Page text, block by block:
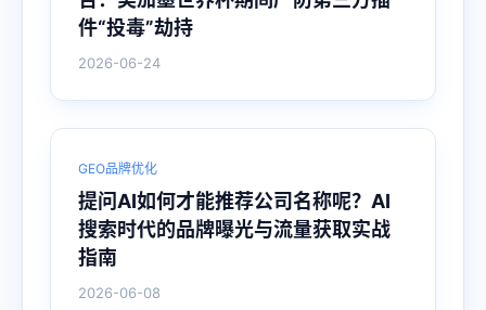
件“投毒”劫持
2026-06-24
GEO品牌优化
提问AI如何才能推荐公司名称呢？AI
搜索时代的品牌曝光与流量获取实战
指南
2026-06-08